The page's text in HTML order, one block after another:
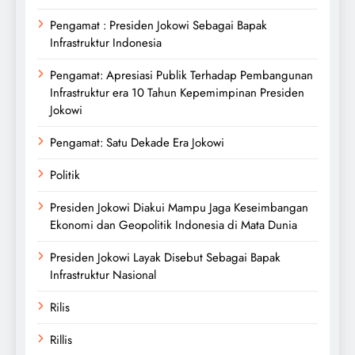
Pengamat : Presiden Jokowi Sebagai Bapak
Infrastruktur Indonesia
Pengamat: Apresiasi Publik Terhadap Pembangunan
Infrastruktur era 10 Tahun Kepemimpinan Presiden
Jokowi
Pengamat: Satu Dekade Era Jokowi
Politik
Presiden Jokowi Diakui Mampu Jaga Keseimbangan
Ekonomi dan Geopolitik Indonesia di Mata Dunia
Presiden Jokowi Layak Disebut Sebagai Bapak
Infrastruktur Nasional
Rilis
Rillis